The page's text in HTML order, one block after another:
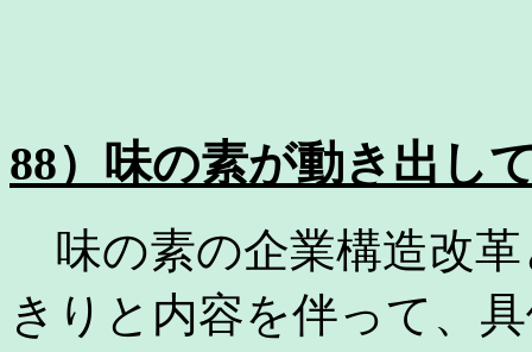
88）味の素が動き出し
味の素の企業構造改革
きりと内容を伴って、